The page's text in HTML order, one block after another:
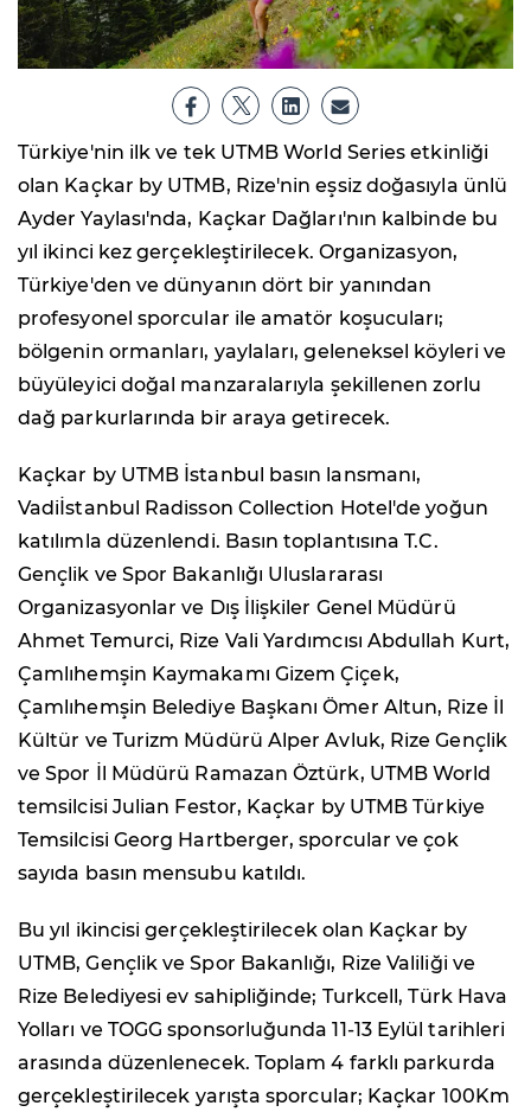
Türkiye'nin ilk ve tek UTMB World Series etkinliği
olan Kaçkar by UTMB, Rize'nin eşsiz doğasıyla ünlü
Ayder Yaylası'nda, Kaçkar Dağları'nın kalbinde bu
yıl ikinci kez gerçekleştirilecek. Organizasyon,
Türkiye'den ve dünyanın dört bir yanından
profesyonel sporcular ile amatör koşucuları;
bölgenin ormanları, yaylaları, geleneksel köyleri ve
büyüleyici doğal manzaralarıyla şekillenen zorlu
dağ parkurlarında bir araya getirecek.
Kaçkar by UTMB İstanbul basın lansmanı,
Vadiİstanbul Radisson Collection Hotel'de yoğun
katılımla düzenlendi. Basın toplantısına T.C.
Gençlik ve Spor Bakanlığı Uluslararası
Organizasyonlar ve Dış İlişkiler Genel Müdürü
Ahmet Temurci, Rize Vali Yardımcısı Abdullah Kurt,
Çamlıhemşin Kaymakamı Gizem Çiçek,
Çamlıhemşin Belediye Başkanı Ömer Altun, Rize İl
Kültür ve Turizm Müdürü Alper Avluk, Rize Gençlik
ve Spor İl Müdürü Ramazan Öztürk, UTMB World
temsilcisi Julian Festor, Kaçkar by UTMB Türkiye
Temsilcisi Georg Hartberger, sporcular ve çok
sayıda basın mensubu katıldı.
Bu yıl ikincisi gerçekleştirilecek olan Kaçkar by
UTMB, Gençlik ve Spor Bakanlığı, Rize Valiliği ve
Rize Belediyesi ev sahipliğinde; Turkcell, Türk Hava
Yolları ve TOGG sponsorluğunda 11-13 Eylül tarihleri
arasında düzenlenecek. Toplam 4 farklı parkurda
gerçekleştirilecek yarışta sporcular; Kaçkar 100Km